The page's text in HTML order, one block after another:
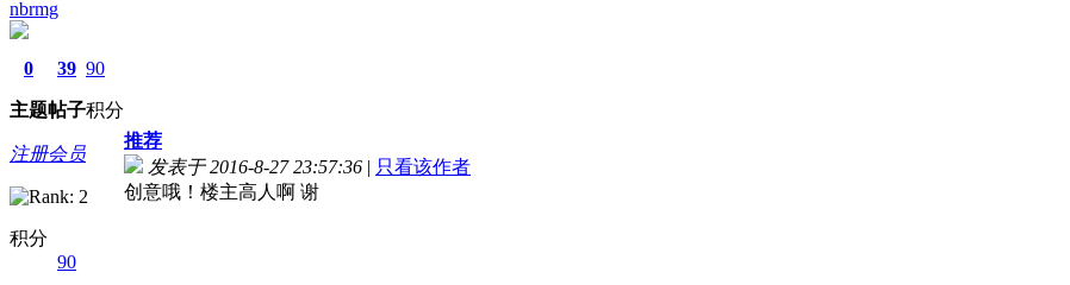
nbrmg
0
主题
39
帖子
90
积分
注册会员
积分
90
推荐
发表于 2016-8-27 23:57:36 | 只看该作者
创意哦！楼主高人啊 谢